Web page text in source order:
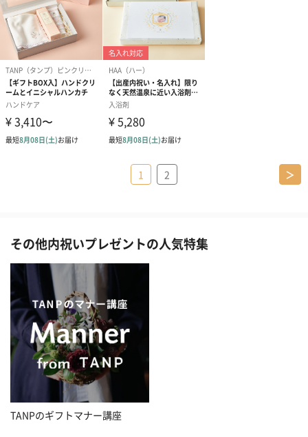
1 2 ＞
その他内祝いプレゼントの人気特集
TANPのギフトマナー講座